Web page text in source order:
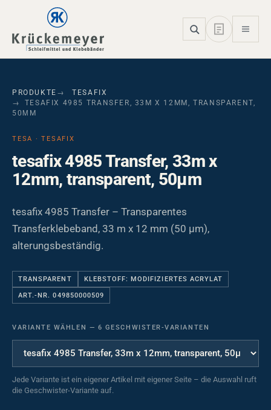
Skip to main navigation
Skip to main content
Skip to page footer
PRODUKTE
TESAFIX
TESAFIX 4985 TRANSFER, 33M X 12MM, TRANSPARENT,
50ΜM
TESA · TESAFIX
tesafix 4985 Transfer, 33m x
12mm, transparent, 50µm
tesafix 4985 Transfer – Transparentes
Transferklebeband, 33 m x 12 mm (50 µm),
alterungsbeständig.
TRANSPARENT KLEBSTOFF: MODIFIZIERTES ACRYLAT
ART.-NR. 049850000509
VARIANTE WÄHLEN — 6 GESCHWISTER-VARIANTEN
Jede Variante ist ein eigener Artikel mit eigener Seite – die Auswahl ruft
die Geschwister-Variante auf.